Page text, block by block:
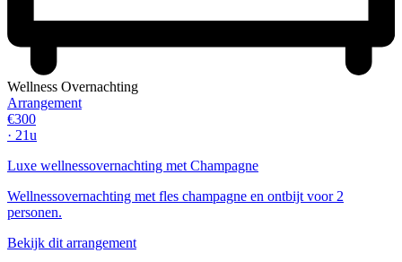
Wellness Overnachting
Arrangement
€300
· 21u
Luxe wellnessovernachting met Champagne
Wellnessovernachting met fles champagne en ontbijt voor 2
personen.
Bekijk dit arrangement